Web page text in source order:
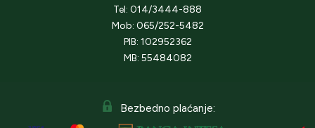
Tel: 014/3444-888
Mob: 065/252-5482
PIB: 102952362
MB: 55484082
Bezbedno plaćanje: